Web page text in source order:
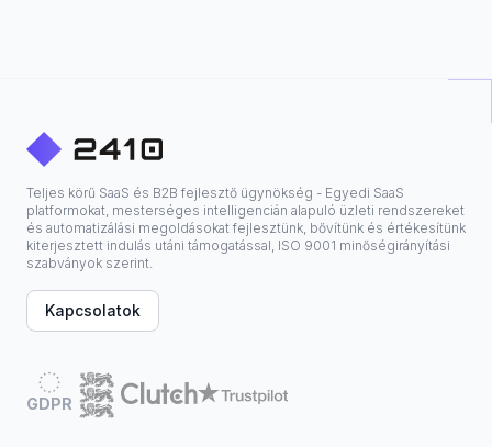
Teljes körű SaaS és B2B fejlesztő ügynökség - Egyedi SaaS
platformokat, mesterséges intelligencián alapuló üzleti rendszereket
és automatizálási megoldásokat fejlesztünk, bővítünk és értékesítünk
kiterjesztett indulás utáni támogatással, ISO 9001 minőségirányítási
szabványok szerint.
Kapcsolatok
GDPR